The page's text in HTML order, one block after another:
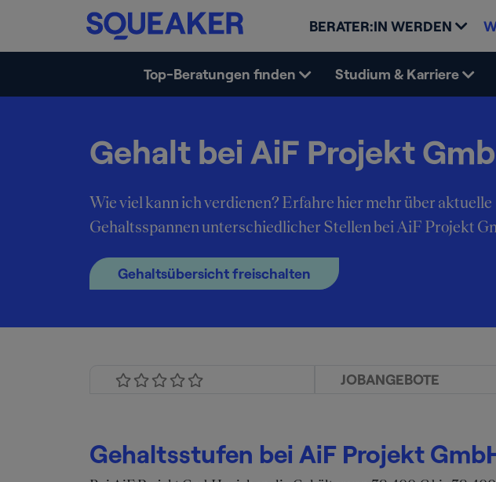
BERATER:IN WERDEN
Top-Beratungen finden Studium & Karriere
Gehalt bei AiF Projekt
Wie viel kann ich verdienen? Erfahre hier mehr über aktuelle
Gehaltsspannen unterschiedlicher Stellen bei AiF Projekt
Gehaltsübersicht freischalten
JOBANGEBOTE
Gehaltsstufen bei AiF Projekt